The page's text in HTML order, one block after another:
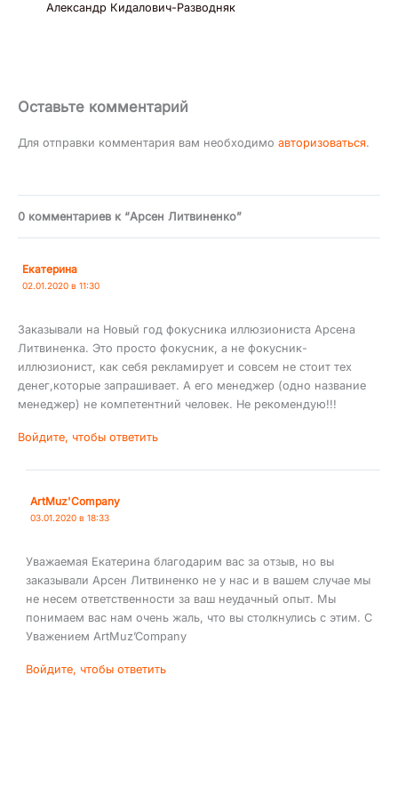
Александр Кидалович-Разводняк
Оставьте комментарий
Для отправки комментария вам необходимо авторизоваться.
0 комментариев к “Арсен Литвиненко”
Екатерина
02.01.2020 в 11:30
Заказывали на Новый год фокусника иллюзиониста Арсена
Литвиненка. Это просто фокусник, а не фокусник-
иллюзионист, как себя рекламирует и совсем не стоит тех
денег,которые запрашивает. А его менеджер (одно название
менеджер) не компетентний человек. Не рекомендую!!!
Войдите, чтобы ответить
ArtMuz'Company
03.01.2020 в 18:33
Уважаемая Екатерина благодарим вас за отзыв, но вы
заказывали Арсен Литвиненко не у нас и в вашем случае мы
не несем ответственности за ваш неудачный опыт. Мы
понимаем вас нам очень жаль, что вы столкнулись с этим. С
Уважением ArtMuz’Company
Войдите, чтобы ответить